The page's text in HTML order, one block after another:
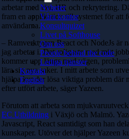
Nyheter
Våra kontor
Konsultquizet
Livet på Softhouse
Om oss
People behind the code
Lediga tjänster
Kontakt
English
arbetar med lön, HR och rekrytering.
fram en applikation till systemet för att
användarna.
– Ramverktygen React och NodeJs är
jag arbetar i. Det roligaste med mitt
kommer upp längs med vägen,
lära sig nya saker. I mitt arbete som
hjälpa kunder lösa viktiga problem där
efter utfört arbete, säger Yazeen.
Förutom att arbeta som
EC Utbildning i Växjö och Malmö.
Javascript, React samtidigt som han
kunskaper. Utöver det hjälper Yazeen